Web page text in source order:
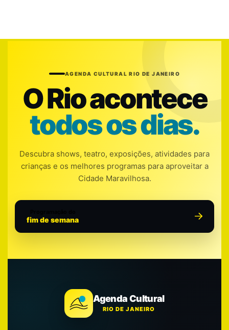
AGENDA CULTURAL RIO DE JANEIRO
O Rio acontece
todos os dias.
Descubra shows, teatro, exposições, atividades para
crianças e os melhores programas para aproveitar a
Cidade Maravilhosa.
fim de semana
Agenda Cultural
RIO DE JANEIRO